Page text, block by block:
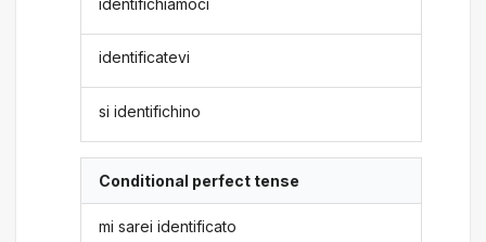
identificatevi
si identifichino
Conditional perfect tense
mi sarei identificato